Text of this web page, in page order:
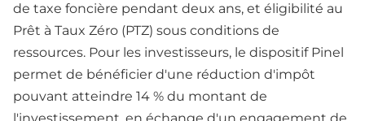
de taxe foncière pendant deux ans, et éligibilité au
Prêt à Taux Zéro (PTZ) sous conditions de
ressources. Pour les investisseurs, le dispositif Pinel
permet de bénéficier d'une réduction d'impôt
pouvant atteindre 14 % du montant de